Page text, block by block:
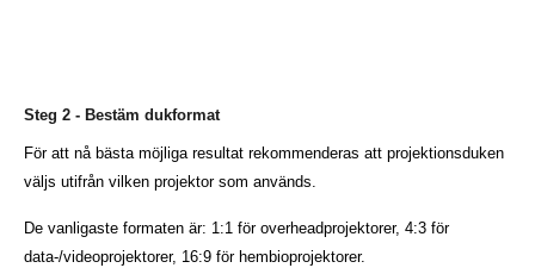
Steg 2 - Bestäm dukformat
För att nå bästa möjliga resultat rekommenderas att projektionsduken
väljs utifrån vilken projektor som används.
De vanligaste formaten är: 1:1 för overheadprojektorer, 4:3 för
data-/videoprojektorer, 16:9 för hembioprojektorer.